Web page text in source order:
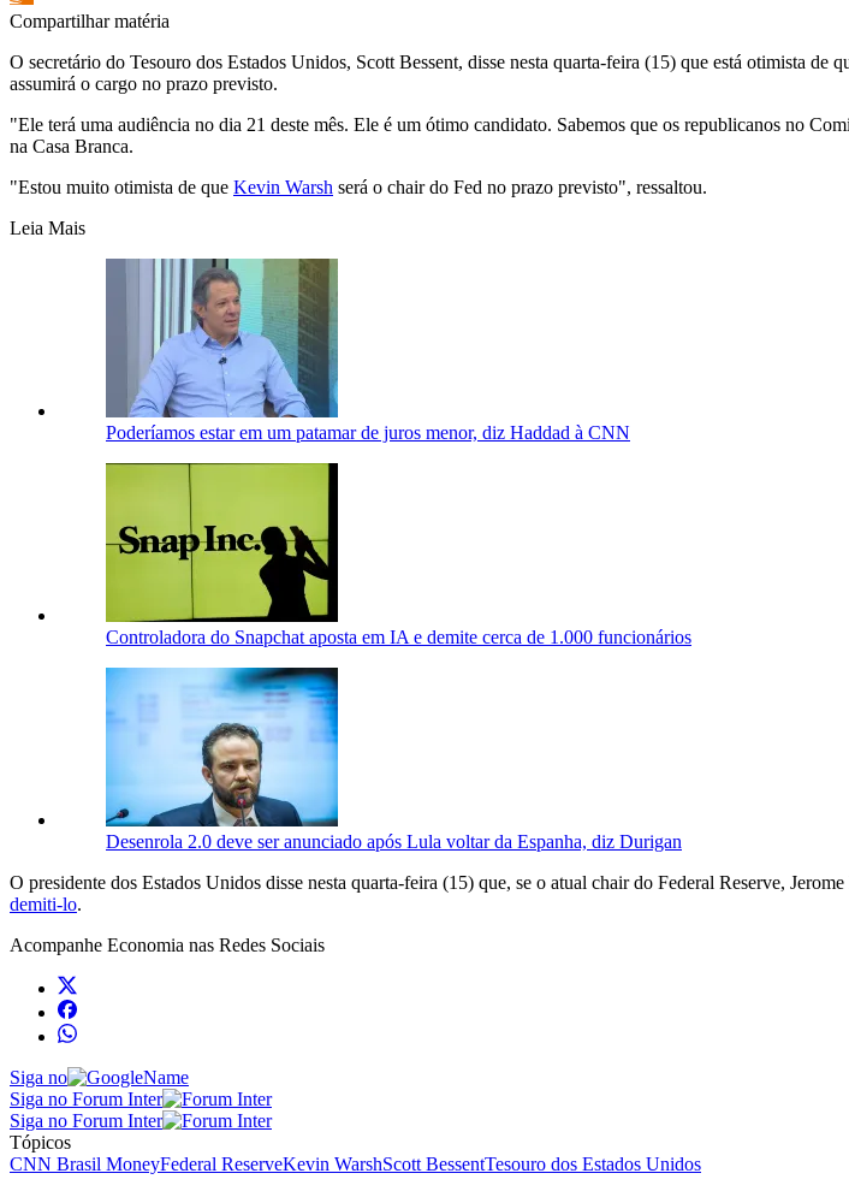
Compartilhar matéria
O secretário do Tesouro dos Estados Unidos, Scott Bessent, disse nesta quarta-feira (15) que está otimista
assumirá o cargo no prazo previsto.
"Ele terá uma audiência no dia 21 deste mês. Ele é um ótimo candidato. Sabemos que os republicanos no
na Casa Branca.
"Estou muito otimista de que Kevin Warsh será o chair do Fed no prazo previsto", ressaltou.
Leia Mais
Poderíamos estar em um patamar de juros menor, diz Haddad à CNN
Controladora do Snapchat aposta em IA e demite cerca de 1.000 funcionários
Desenrola 2.0 deve ser anunciado após Lula voltar da Espanha, diz Durigan
​O presidente dos Estados Unidos ​disse nesta ​quarta-feira (15) ⁠que, se ⁠o atual ​chair ‌do ⁠Federal Reserve,
demiti-lo.
Acompanhe Economia nas Redes Sociais
Siga no
Siga no Forum Inter
Siga no Forum Inter
Tópicos
CNN Brasil MoneyFederal ReserveKevin WarshScott BessentTesouro dos Estados Unidos